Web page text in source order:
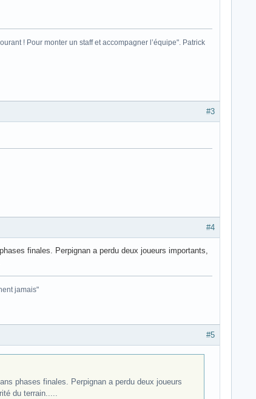
! Pour monter un staff et accompagner l’équipe". Patrick
#3
#4
finales. Perpignan a perdu deux joueurs importants,
jamais"
#5
phases finales. Perpignan a perdu deux joueurs
du terrain.....